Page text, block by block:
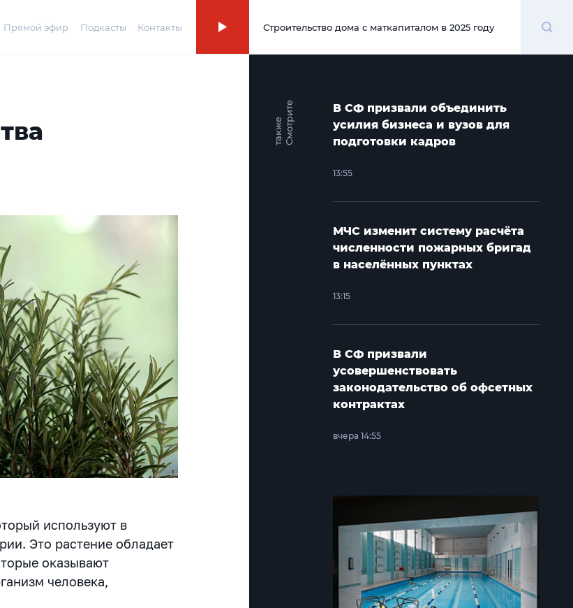
Прямой эфир Подкасты Контакты 00:00
Строительство дома с маткапиталом в 2025 году
используют в
Это растение обладает
оказывают
человека,
С
м
о
т
р и
т
е
т
а
к
ж
е
В СФ призвали объединить
усилия бизнеса и вузов для
подготовки кадров
13:55
МЧС изменит систему расчёта
численности пожарных бригад
в населённых пунктах
13:15
В СФ призвали
усовершенствовать
законодательство об офсетных
контрактах
вчера 14:55